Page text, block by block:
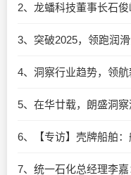
4、洞察行业趋势，领
5、在华廿载，朗盛洞
6、【专访】壳牌船舶
7、统一石化总经理李嘉